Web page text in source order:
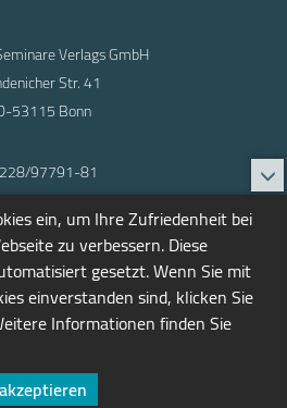
Verlags GmbH
Str. 41
53115 Bonn
97791-81
© 2001-2026
ein, um Ihre Zufriedenheit bei
zu verbessern. Diese
gesetzt. Wenn Sie mit
einverstanden sind, klicken Sie
Informationen finden Sie